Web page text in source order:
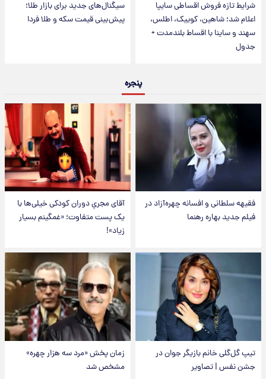
شرایط تازه فروش اقساطی سایپا
اعلام شد؛ شاهین، کوییک، اطلس،
سهند و ساینا با اقساط بلندمدت +
جدول
سیگنال‌های جدید برای بازار طلا؛
پیش‌بینی قیمت سکه و طلا فردا
پنجره
فقیهه سلطانی و افسانه چهره‌آزاد در
فیلم جدید بهاره رهنما
آقای مجریِ دوران کودکی خیلی‌ها با
یک پست متفاوت؛ «غمگینم بسیار
زیاد»!
تیپ گل‌گلی خانم بازیگر جوان در
جشن نفس | تصاویر
زمان پخش «مرد سه هزار چهره»
مشخص شد